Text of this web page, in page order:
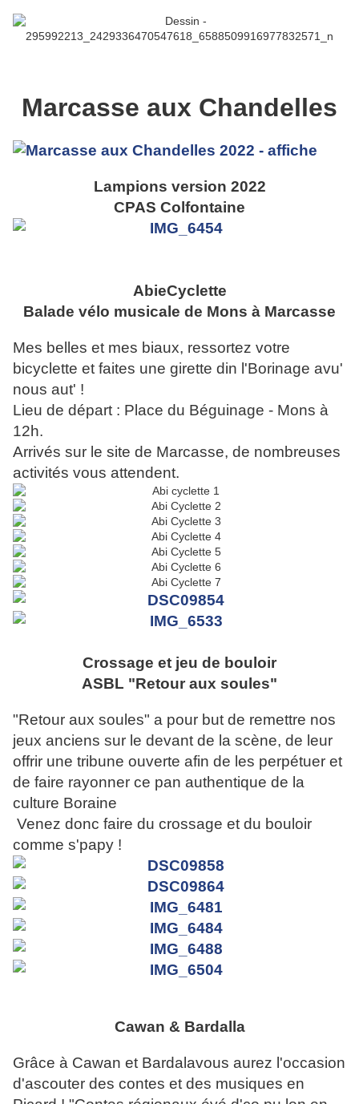
Marcasse aux Chandelles
Lampions version 2022
CPAS Colfontaine
AbieCyclette
Balade vélo musicale de Mons à Marcasse
Mes belles et mes biaux, ressortez votre
bicyclette et faites une girette din l'Borinage avu'
nous aut' !
Lieu de départ : Place du Béguinage - Mons à
12h.
Arrivés sur le site de Marcasse, de nombreuses
activités vous attendent.
Crossage et jeu de bouloir
ASBL "Retour aux soules"
"Retour aux soules" a pour but de remettre nos
jeux anciens sur le devant de la scène, de leur
offrir une tribune ouverte afin de les perpétuer et
de faire rayonner ce pan authentique de la
culture Boraine
Venez donc faire du crossage et du bouloir
comme s'papy !
Cawan & Bardalla
Grâce à Cawan et Bardalavous aurez l'occasion
d'ascouter des contes et des musiques en